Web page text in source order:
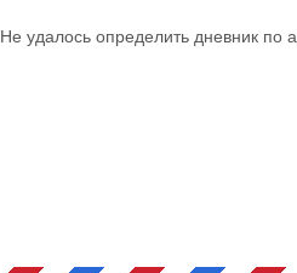
Не удалось определить дневник по